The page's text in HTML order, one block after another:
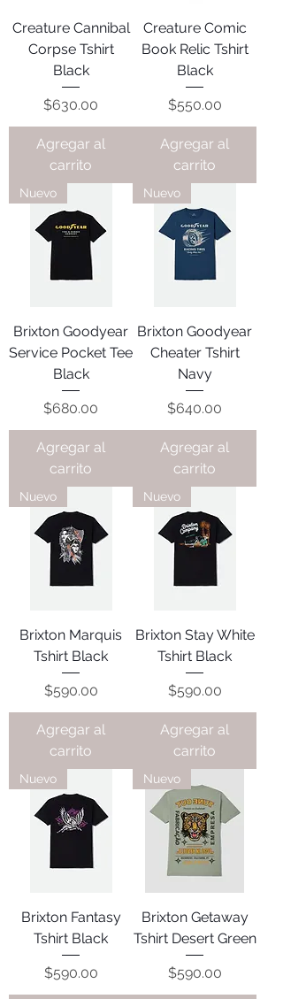
Creature Cannibal
Corpse Tshirt
Black
Precio
$630.00
Agregar al
carrito
Creature Comic
Book Relic Tshirt
Black
Precio
$550.00
Agregar al
carrito
Nuevo
Brixton Goodyear
Service Pocket Tee
Black
Precio
$680.00
Agregar al
carrito
Nuevo
Brixton Goodyear
Cheater Tshirt
Navy
Precio
$640.00
Agregar al
carrito
Nuevo
Brixton Marquis
Tshirt Black
Precio
$590.00
Agregar al
carrito
Nuevo
Brixton Stay White
Tshirt Black
Precio
$590.00
Agregar al
carrito
Nuevo
Brixton Fantasy
Tshirt Black
Precio
$590.00
Nuevo
Brixton Getaway
Tshirt Desert Green
Precio
$590.00